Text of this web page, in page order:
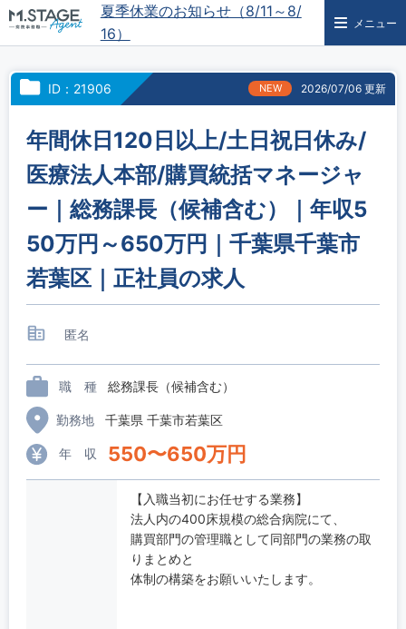
夏季休業のお知らせ（8/11～8/
16）
メニュー
ID：21906 NEW 2026/07/06 更新
年間休日120日以上/土日祝日休み/
医療法人本部/購買統括マネージャ
ー｜総務課長（候補含む）｜年収5
50万円～650万円｜千葉県千葉市
若葉区｜正社員の求人
匿名
職 種 総務課長（候補含む）
勤務地 千葉県 千葉市若葉区
年 収 550〜650万円
【入職当初にお任せする業務】
法人内の400床規模の総合病院にて、
購買部門の管理職として同部門の業務の取
りまとめと
体制の構築をお願いいたします。